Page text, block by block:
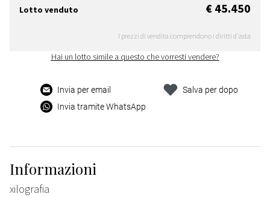
Lotto venduto € 45.450
I prezzi di vendita comprendono i diritti d'asta
Hai un lotto simile a questo che vorresti vendere?
Invia per email
Invia tramite WhatsApp
Salva per dopo
Informazioni
xilografia